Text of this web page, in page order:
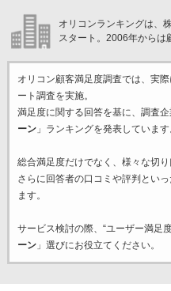
オリコンランキングは、
スタート。2006年からは
オリコン顧客満足度調査では、実
ート調査を実施。
満足度に関する回答を基に、調査
ーン」ランキングを発表しています
総合満足度だけでなく、様々な切り
さらに回答者の口コミや評判とい
ます。
サービス検討の際、“ユーザー満足
ーン」選びにお役立てください。